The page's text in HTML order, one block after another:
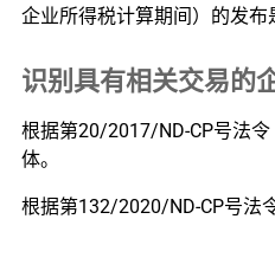
企业所得税计算期间）的发布
识别具有相关交易的
根据第20/2017/ND-CP号法
体。
根据第132/2020/ND-CP号法